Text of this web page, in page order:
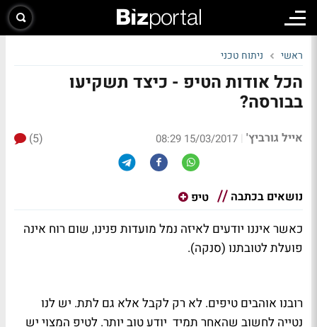
ראשי ניתוח טכני
הכל אודות הטיפ - כיצד תשקיעו
בבורסה?
אייל גורביץ' |
15/03/2017 08:29
(5)
נושאים בכתבה טיפ
כאשר איננו יודעים לאיזה נמל מועדות פנינו, שום רוח אינה
פועלת לטובתנו (סנקה).
רובנו אוהבים טיפים. לא רק לקבל אלא גם לתת. יש לנו
נטייה לחשוב שהאחר תמיד יודע טוב יותר. לטיפ המצוי יש